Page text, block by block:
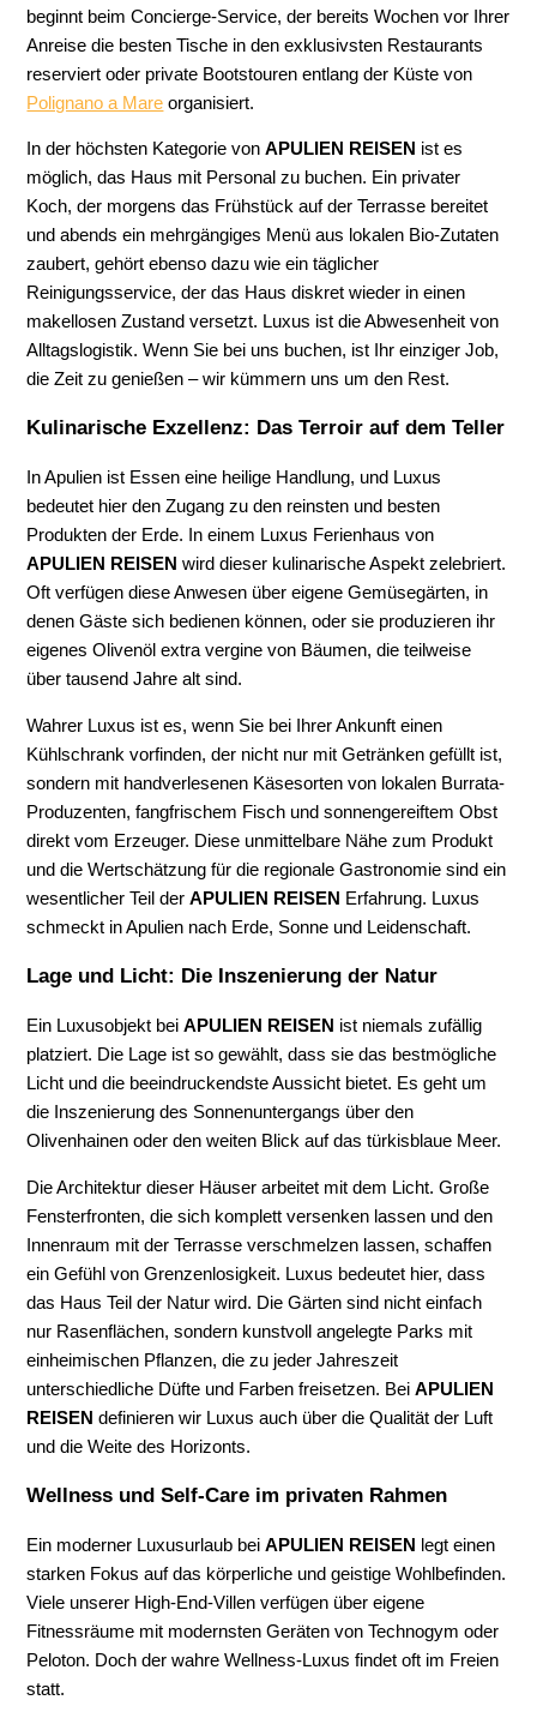
beginnt beim Concierge-Service, der bereits Wochen vor Ihrer
Anreise die besten Tische in den exklusivsten Restaurants
reserviert oder private Bootstouren entlang der Küste von
Polignano a Mare organisiert.
In der höchsten Kategorie vonAPULIEN REISEN ist es
möglich, das Haus mit Personal zu buchen. Ein privater
Koch, der morgens das Frühstück auf der Terrasse bereitet
und abends ein mehrgängiges Menü aus lokalen Bio-Zutaten
zaubert, gehört ebenso dazu wie ein täglicher
Reinigungsservice, der das Haus diskret wieder in einen
makellosen Zustand versetzt. Luxus ist die Abwesenheit von
Alltagslogistik. Wenn Sie bei uns buchen, ist Ihr einziger Job,
die Zeit zu genießen – wir kümmern uns um den Rest.
Kulinarische Exzellenz: Das Terroir auf dem Teller
In Apulien ist Essen eine heilige Handlung, und Luxus
bedeutet hier den Zugang zu den reinsten und besten
Produkten der Erde. In einem Luxus Ferienhaus von
APULIEN REISEN wird dieser kulinarische Aspekt zelebriert.
Oft verfügen diese Anwesen über eigene Gemüsegärten, in
denen Gäste sich bedienen können, oder sie produzieren ihr
eigenes Olivenöl extra vergine von Bäumen, die teilweise
über tausend Jahre alt sind.
Wahrer Luxus ist es, wenn Sie bei Ihrer Ankunft einen
Kühlschrank vorfinden, der nicht nur mit Getränken gefüllt ist,
sondern mit handverlesenen Käsesorten von lokalen Burrata-
Produzenten, fangfrischem Fisch und sonnengereiftem Obst
direkt vom Erzeuger. Diese unmittelbare Nähe zum Produkt
und die Wertschätzung für die regionale Gastronomie sind ein
wesentlicher Teil derAPULIEN REISEN Erfahrung. Luxus
schmeckt in Apulien nach Erde, Sonne und Leidenschaft.
Lage und Licht: Die Inszenierung der Natur
Ein Luxusobjekt beiAPULIEN REISEN ist niemals zufällig
platziert. Die Lage ist so gewählt, dass sie das bestmögliche
Licht und die beeindruckendste Aussicht bietet. Es geht um
die Inszenierung des Sonnenuntergangs über den
Olivenhainen oder den weiten Blick auf das türkisblaue Meer.
Die Architektur dieser Häuser arbeitet mit dem Licht. Große
Fensterfronten, die sich komplett versenken lassen und den
Innenraum mit der Terrasse verschmelzen lassen, schaffen
ein Gefühl von Grenzenlosigkeit. Luxus bedeutet hier, dass
das Haus Teil der Natur wird. Die Gärten sind nicht einfach
nur Rasenflächen, sondern kunstvoll angelegte Parks mit
einheimischen Pflanzen, die zu jeder Jahreszeit
unterschiedliche Düfte und Farben freisetzen. BeiAPULIEN
REISEN definieren wir Luxus auch über die Qualität der Luft
und die Weite des Horizonts.
Wellness und Self-Care im privaten Rahmen
Ein moderner Luxusurlaub beiAPULIEN REISEN
legt einen
starken Fokus auf das körperliche und geistige Wohlbefinden.
Viele unserer High-End-Villen verfügen über eigene
Fitnessräume mit modernsten Geräten von Technogym oder
Peloton. Doch der wahre Wellness-Luxus findet oft im Freien
statt.